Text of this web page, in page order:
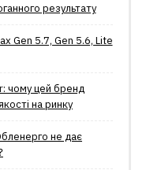
результату
Gen 5.7, Gen 5.6, Lite
чому цей бренд
на ринку
не дає